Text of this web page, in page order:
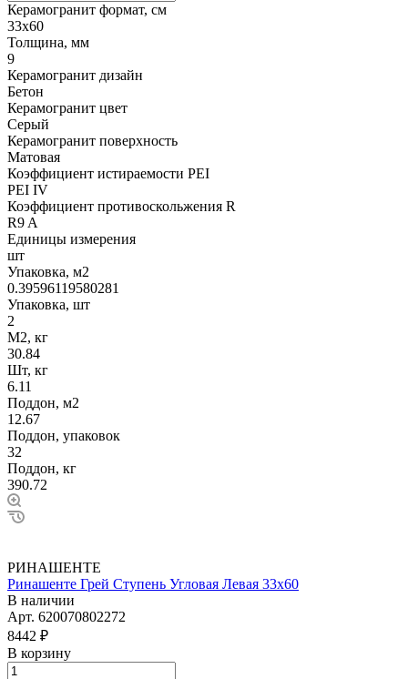
Керамогранит формат, см
33х60
Толщина, мм
9
Керамогранит дизайн
Бетон
Керамогранит цвет
Серый
Керамогранит поверхность
Матовая
Коэффициент истираемости PEI
PEI IV
Коэффициент противоскольжения R
R9 A
Единицы измерения
шт
Упаковка, м2
0.39596119580281
Упаковка, шт
2
М2, кг
30.84
Шт, кг
6.11
Поддон, м2
12.67
Поддон, упаковок
32
Поддон, кг
390.72
РИНАШЕНТЕ
Ринашенте Грей Ступень Угловая Левая 33х60
В наличии
Арт. 620070802272
8442 ₽
В корзину